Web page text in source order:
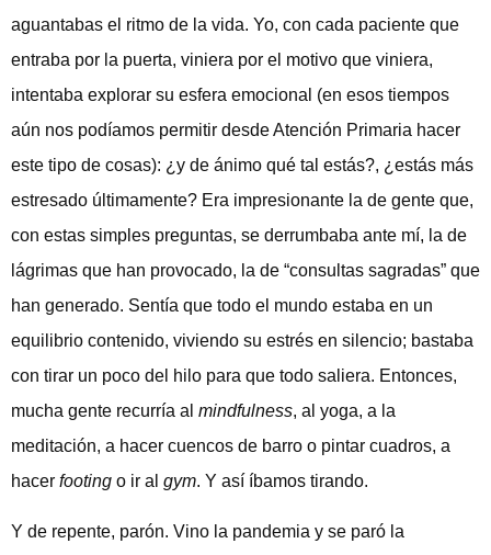
aguantabas el ritmo de la vida. Yo, con cada paciente que
entraba por la puerta, viniera por el motivo que viniera,
intentaba explorar su esfera emocional (en esos tiempos
aún nos podíamos permitir desde Atención Primaria hacer
este tipo de cosas): ¿y de ánimo qué tal estás?, ¿estás más
estresado últimamente? Era impresionante la de gente que,
con estas simples preguntas, se derrumbaba ante mí, la de
lágrimas que han provocado, la de “consultas sagradas” que
han generado. Sentía que todo el mundo estaba en un
equilibrio contenido, viviendo su estrés en silencio; bastaba
con tirar un poco del hilo para que todo saliera. Entonces,
mucha gente recurría al mindfulness, al yoga, a la
meditación, a hacer cuencos de barro o pintar cuadros, a
hacer footing o ir al gym. Y así íbamos tirando.
Y de repente, parón. Vino la pandemia y se paró la